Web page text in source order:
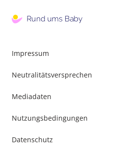
Impressum
Neutralitätsversprechen
Mediadaten
Nutzungsbedingungen
Datenschutz